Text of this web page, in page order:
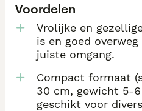
Voordelen
Vrolijke en
is en goed
juiste omgang.
Compact formaat
30 cm, gewicht 5-
geschikt voor